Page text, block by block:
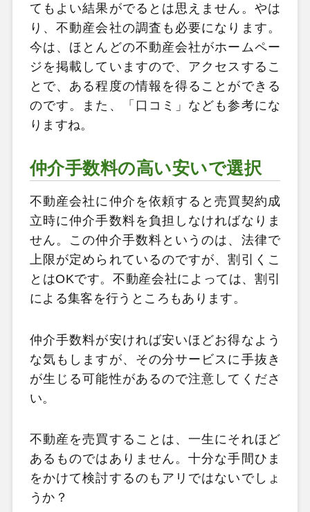
てもよい結果がでるとは思えません。やは
り、不動産会社の調査も必要になります。
今は、ほとんどの不動産会社がホームペー
ジを掲載していますので、アクセスするこ
とで、ある程度の情報を得ることができる
のです。また、「口コミ」なども参考にな
りますね。
仲介手数料の高い安いで選択
不動産会社に仲介を依頼すると売買契約成
立時に仲介手数料を負担しなければなりま
せん。この仲介手数料というのは、法律で
上限が定められているのですが、割引くこ
とはOKです。不動産会社によっては、割引
による集客を行うところもあります。
仲介手数料が安ければ安いほどお得なよう
な気もしますが、その分サービスに手抜き
が生じる可能性があるので注意してくださ
い。
不動産を売買することは、一生にそれほど
あるものではありません。十分な手間ひま
をかけて検討するのもアリではないでしょ
うか？